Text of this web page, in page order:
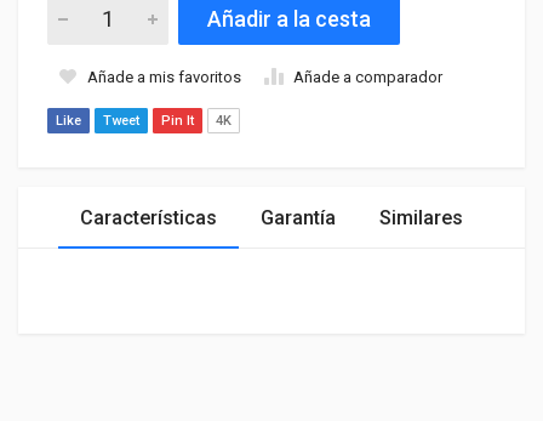
Añadir a la cesta
Añade a mis favoritos Añade a comparador
Like Tweet Pin It 4K
Características Garantía Similares